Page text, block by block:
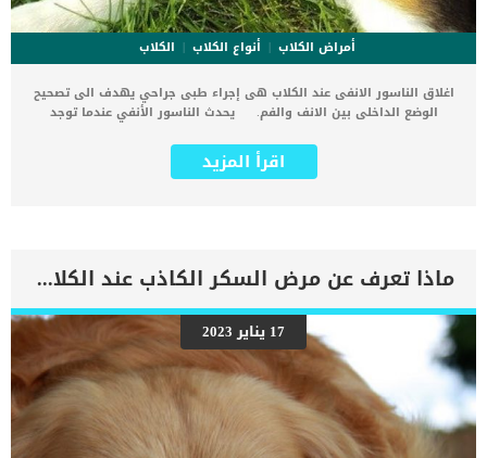
أمراض الكلاب أنواع الكلاب
الكلاب
اغلاق الناسور الانفى عند الكلاب هى إجراء طبى جراحي يهدف الى تصحيح
الوضع الداخلى بين الانف والفم. يحدث الناسور الأنفي عندما توجد
ايضا: هل الكلاب تستخدم بخاخات الانف ؟ تسمح هذه الفجوة للماء
والطعام والمواد الأخرى بالمرور من تجويف الفم إلى الممرات الأنفية مما
او وجدت عليه احد الاعراض المذكورة سابقا فهذا يعنى انه فى حاجة الى
عملية اغلاق الناسور الانفى عند الكلاب. اقرأ ايضا: صعوبة التنفس عند
الكلاب وعلاجها توجه به فورا الى العيادة البيطرية لعمل اللازم وبدأ
التشخيص للوصول الى أفضل نهج مناسب وحاسم لحالة الكلب. اجراءات
اغلاق الناسور الانفى عند الكلاب سيبدأ الطبيب البيطرى الإجراءات بفحص
جسدي للتأكد من إمكانية وضعه تحت التخدير العام.ترجع حساسية هذه
العملية الى ارتباطها الوثيق بالجهاز التنفسى والذى يدفع الطبيب
البيطري الى تحديد مجموعة من الادوية تعطى للكلب قبل الخضوع الى
هذه العملية.يوصي طبيبك البيطري أيضًا بأن يصوم كلبك قبل إجراء
الجراحةسيتم تخدير الكلب وريديا.يبدأ الطبيب البيطرى فى عمل […]
اقرأ المزيد
ماذا تعرف عن مرض السكر الكاذب عند الكلاب ؟
17 يناير 2023